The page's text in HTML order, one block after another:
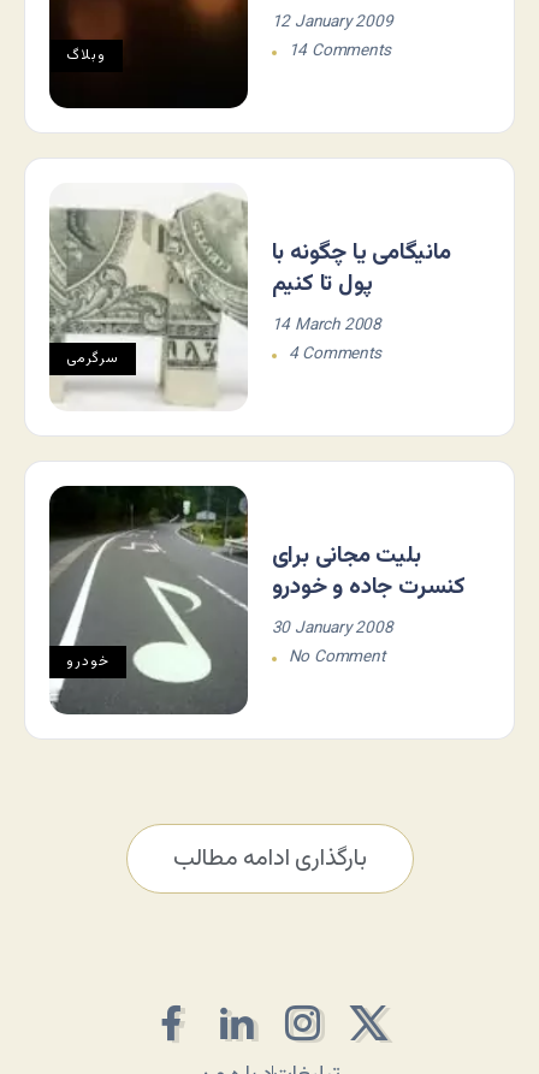
وبلاگ
12 January 2009
14 Comments
سرگرمی
مانيگامی يا چگونه با
پول تا کنيم
14 March 2008
4 Comments
خودرو
بلیت مجانی برای
کنسرت جاده و خودرو
30 January 2008
No Comment
بارگذاری ادامه مطالب